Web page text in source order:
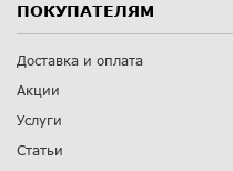
ПОКУПАТЕЛЯМ
Доставка и оплата
Акции
Услуги
Статьи